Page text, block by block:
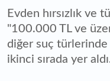
Evden hırsızlık ve
"100.000 TL ve
diğer suç
ikinci sırada yer